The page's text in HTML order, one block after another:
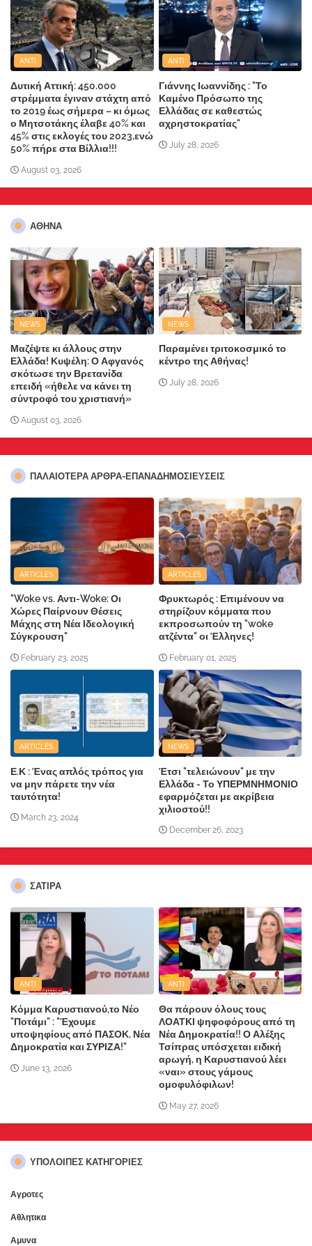
ANTI
Δυτική Αττική: 450.000
στρέμματα έγιναν στάχτη από
το 2019 έως σήμερα – κι όμως
ο Μητσοτάκης έλαβε 40% και
45% στις εκλογές του 2023,ενώ
50% πήρε στα Βίλλια!!!
August 03, 2026
ANTI
Γιάννης Ιωαννίδης : "Το
Καμένο Πρόσωπο της
Ελλάδας σε καθεστώς
αχρηστοκρατίας"
July 28, 2026
ΑΘΗΝΑ
NEWS
Μαζέψτε κι άλλους στην
Ελλάδα! Κυψέλη: Ο Αφγανός
σκότωσε την Βρετανίδα
επειδή «ήθελε να κάνει τη
σύντροφό του χριστιανή»
August 03, 2026
NEWS
Παραμένει τριτοκοσμικό το
κέντρο της Αθήνας!
July 28, 2026
ΠΑΛΑΙΟΤΕΡΑ ΑΡΘΡΑ-ΕΠΑΝΑΔΗΜΟΣΙΕΥΣΕΙΣ
ARTICLES
"Woke vs. Αντι-Woke: Οι
Χώρες Παίρνουν Θέσεις
Μάχης στη Νέα Ιδεολογική
Σύγκρουση"
February 23, 2025
ARTICLES
Φρυκτωρός : Επιμένουν να
στηρίζουν κόμματα που
εκπροσωπούν τη "woke
ατζέντα" οι Έλληνες!
February 01, 2025
ARTICLES
Ε.Κ : Ένας απλός τρόπος για
να μην πάρετε την νέα
ταυτότητα!
March 23, 2024
NEWS
Έτσι "τελειώνουν" με την
Ελλάδα - Το ΥΠΕΡΜΝΗΜΟΝΙΟ
εφαρμόζεται με ακρίβεια
χιλιοστού!!
December 26, 2023
ΣΑΤΙΡΑ
ANTI
Κόμμα Καρυστιανού,το Νέο
"Ποτάμι" : "Έχουμε
υποψηφίους από ΠΑΣΟΚ, Νέα
Δημοκρατία και ΣΥΡΙΖΑ!"
June 13, 2026
ANTI
Θα πάρουν όλους τους
ΛΟΑΤΚΙ ψηφοφόρους από τη
Νέα Δημοκρατία!! Ο Αλέξης
Τσίπρας υπόσχεται ειδική
αρωγή, η Καρυστιανού λέει
«ναι» στους γάμους
ομοφυλόφιλων!
May 27, 2026
ΥΠΌΛΟΙΠΕΣ ΚΑΤΗΓΟΡΊΕΣ
Αγροτες
Αθλητικα
Αμυνα